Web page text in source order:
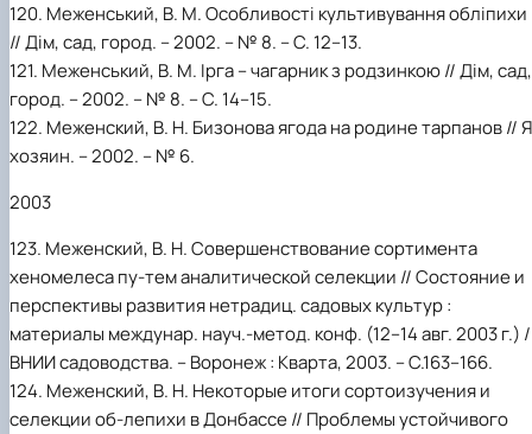
120. Меженський, В. М. Особливості культивування обліпихи
// Дім, сад, город. – 2002. – № 8. – С. 12–13.
121. Меженський, В. М. Ірга – чагарник з родзинкою // Дім, сад,
город. – 2002. – № 8. – С. 14–15.
122. Меженский, В. Н. Бизонова ягода на родине тарпанов // Я
хозяин. – 2002. – № 6.
2003
123. Меженский, В. Н. Совершенствование сортимента
хеномелеса пу-тем аналитической селекции // Состояние и
перспективы развития нетрадиц. садовых культур :
материалы междунар. науч.-метод. конф. (12–14 авг. 2003 г.) /
ВНИИ садоводства. – Воронеж : Кварта, 2003. – С.163–166.
124. Меженский, В. Н. Некоторые итоги сортоизучения и
селекции об-лепихи в Донбассе // Проблемы устойчивого